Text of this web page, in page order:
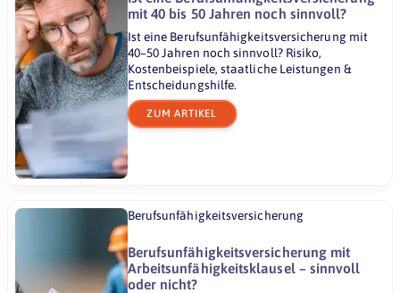
mit 40 bis 50 Jahren noch sinnvoll?
Ist eine Berufsunfähigkeitsversicherung mit
40–50 Jahren noch sinnvoll? Risiko,
Kostenbeispiele, staatliche Leistungen &
Entscheidungshilfe.
ZUM ARTIKEL
Berufsunfähigkeitsversicherung
Berufsunfähigkeitsversicherung mit
Arbeitsunfähigkeitsklausel – sinnvoll
oder nicht?